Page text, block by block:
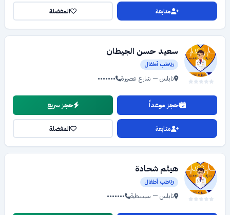
متابعة المفضلة
سعيد حسن الجيطان
طب أطفال
نابلس — شارع عصيرة •••••••
احجز موعداً حجز سريع
متابعة المفضلة
هيثم شحادة
طب أطفال
نابلس — سبسطية •••••••